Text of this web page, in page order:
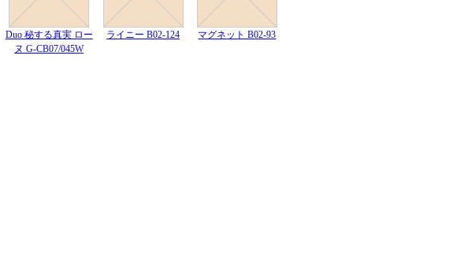
Duo 秘する真実 ロー
ヌ G-CB07/045W
ライニー B02-124 マグネット B02-93